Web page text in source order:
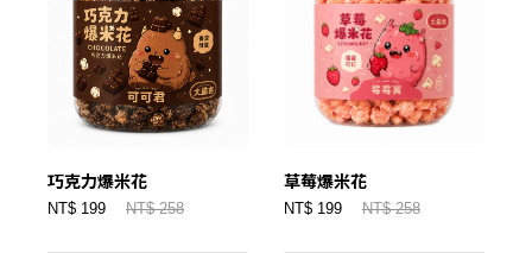
巧克力爆米花
NT$ 199 NT$ 258
草莓爆米花
NT$ 199 NT$ 258